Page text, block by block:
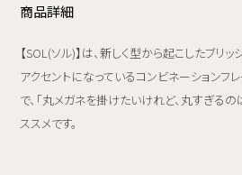
商品詳細
【SOL(ソル)】は、新しく型から起こしたブリ
アクセントになっているコンビネーションフ
で、「丸メガネを掛けたいけれど、丸すぎる
ススメです。